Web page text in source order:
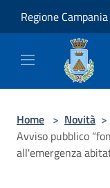
Regione Campania
Home > Novità >
Avviso pubblico
all'emergenza